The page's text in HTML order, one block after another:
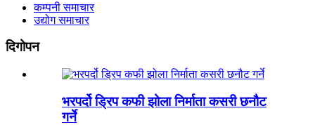
कम्पनी समाचार
उद्योग समाचार
दिगोपन
भरपर्दो ड्रिप कफी झोला निर्माता कसरी छनौट
गर्ने